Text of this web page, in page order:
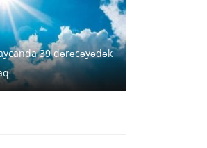
39 dərəcəyədək